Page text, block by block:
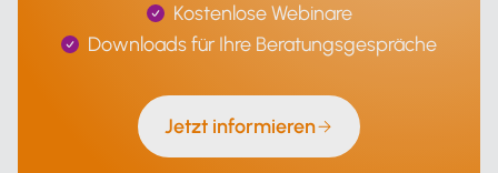
Kostenlose Webinare
Downloads für Ihre Beratungsgespräche
Jetzt informieren